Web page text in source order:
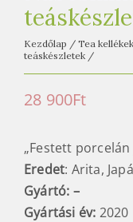
Kezdőlap / Tea kellékek
teáskészletek /
28 900Ft
„Festett
Eredet: Arita,
Gyártó: –
Gyártási év: 2020